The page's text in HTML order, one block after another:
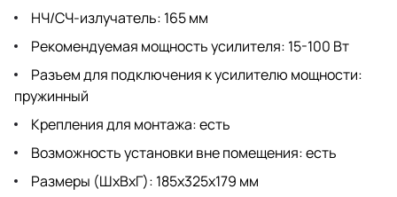
НЧ/СЧ-излучатель: 165 мм
Рекомендуемая мощность усилителя: 15-100 Вт
Разъем для подключения к усилителю мощности:
пружинный
Крепления для монтажа: есть
Возможность установки вне помещения: есть
Размеры (ШхВхГ): 185x325x179 мм